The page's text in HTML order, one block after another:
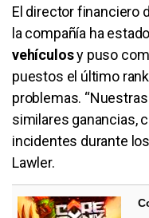
El director financiero
la compañía ha
vehículosy puso
puestos el último
problemas.
similares ganancias,
incidentes durante
Lawler.